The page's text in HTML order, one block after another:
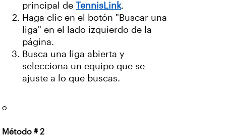
principal de TennisLink.
Haga clic en el botón "Buscar una
liga" en el lado izquierdo de la
página.
Busca una liga abierta y
selecciona un equipo que se
ajuste a lo que buscas.
o
Método # 2